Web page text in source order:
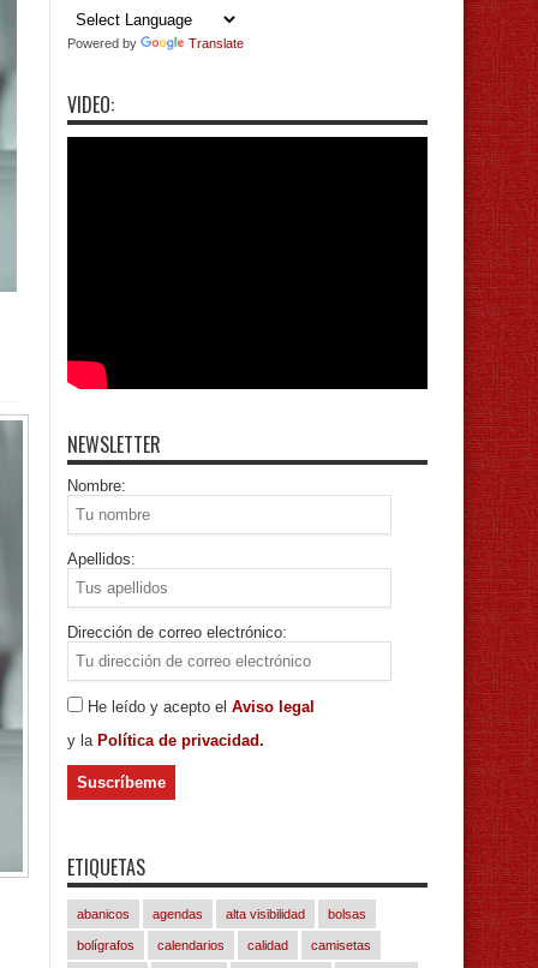
Powered by Translate
VIDEO:
NEWSLETTER
Nombre:
Apellidos:
Dirección de correo electrónico:
He leído y acepto el Aviso legal
y la Política de privacidad.
ETIQUETAS
abanicos agendas alta visibilidad bolsas
bolígrafos calendarios calidad camisetas